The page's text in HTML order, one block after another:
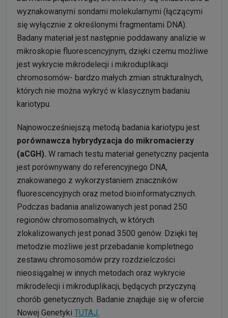
wyznakowanymi sondami molekularnymi (łączącymi
się wyłącznie z określonymi fragmentami DNA).
Badany materiał jest następnie poddawany analizie w
mikroskopie fluorescencyjnym, dzięki czemu możliwe
jest wykrycie mikrodelecji i mikroduplikacji
chromosomów- bardzo małych zmian strukturalnych,
których nie można wykryć w klasycznym badaniu
kariotypu.
Najnowocześniejszą metodą badania kariotypu jest
porównawcza hybrydyzacja do mikromacierzy
(aCGH). W ramach testu materiał genetyczny pacjenta
jest porównywany do referencyjnego DNA,
znakowanego z wykorzystaniem znaczników
fluorescencyjnych oraz metod bioinformatycznych.
Podczas badania analizowanych jest ponad 250
regionów chromosomalnych, w których
zlokalizowanych jest ponad 3500 genów. Dzięki tej
metodzie możliwe jest przebadanie kompletnego
zestawu chromosomów przy rozdzielczości
nieosiągalnej w innych metodach oraz wykrycie
mikrodelecji i mikroduplikacji, będących przyczyną
chorób genetycznych. Badanie znajduje się w ofercie
Nowej Genetyki TUTAJ.